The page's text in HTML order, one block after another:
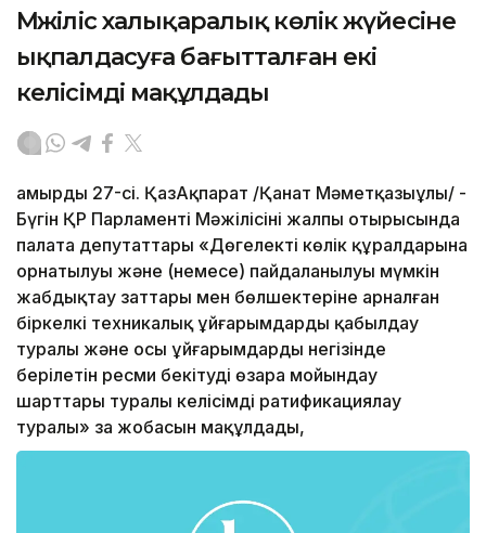
Мәжіліс халықаралық көлік жүйесіне
ықпалдасуға бағытталған екі
келісімді мақұлдады
амырдың 27-сі. ҚазАқпарат /Қанат Мәметқазыұлы/ -
Бүгін ҚР Парламенті Мәжілісінің жалпы отырысында
палата депутаттары «Дөңгелекті көлік құралдарына
орнатылуы және (немесе) пайдаланылуы мүмкін
жабдықтау заттары мен бөлшектеріне арналған
біркелкі техникалық ұйғарымдарды қабылдау
туралы және осы ұйғарымдардың негізінде
берілетін ресми бекітуді өзара мойындау
шарттары туралы келісімді ратификациялау
туралы» заң жобасын мақұлдады,